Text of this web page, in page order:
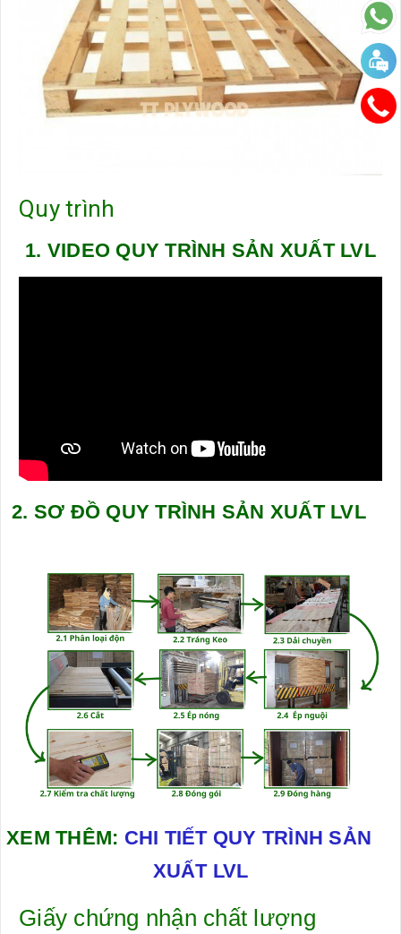
Quy trình
1. VIDEO QUY TRÌNH SẢN XUẤT LVL
2. SƠ ĐỒ QUY TRÌNH SẢN XUẤT LVL
XEM THÊM: CHI TIẾT QUY TRÌNH SẢN
XUẤT LVL
Giấy chứng nhận chất lượng